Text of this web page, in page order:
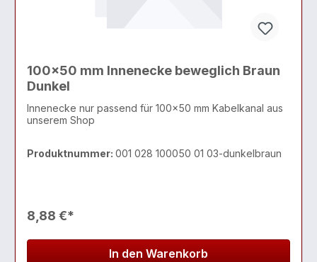
100x50 mm Innenecke beweglich Braun
Dunkel
Innenecke nur passend für 100x50 mm Kabelkanal aus
unserem Shop
Produktnummer: 001 028 100050 01 03-dunkelbraun
8,88 €*
In den Warenkorb